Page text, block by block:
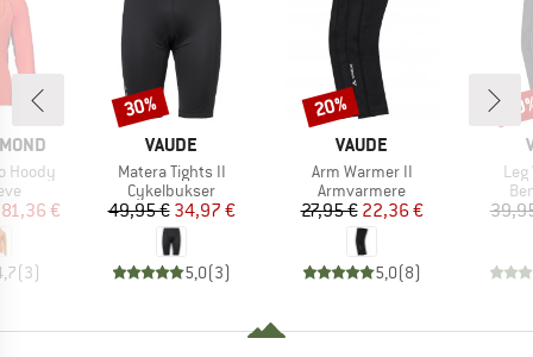
Hoody
pris
81,36 €
(3)
MÆRKE
VAUDE
Artikel
Matera Tights II
Produktgruppe
Cykelbukser
Pris
49,95 €Nedsat pris
34,97 €
5,0(3)
Rabat
30%
MÆRKE
VAUDE
Artikel
Arm Warmer II
Produktgruppe
Armvarmere
Pris
27,95 € Nedsat pris
22,36 €
5,0(8)
Rabat
20%